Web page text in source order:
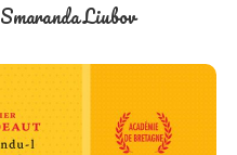
Smaranda Liubov